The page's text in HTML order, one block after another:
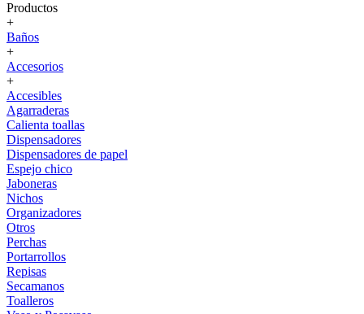
Productos
+
Baños
+
Accesorios
+
Accesibles
Agarraderas
Calienta toallas
Dispensadores
Dispensadores de papel
Espejo chico
Jaboneras
Nichos
Organizadores
Otros
Perchas
Portarrollos
Repisas
Secamanos
Toalleros